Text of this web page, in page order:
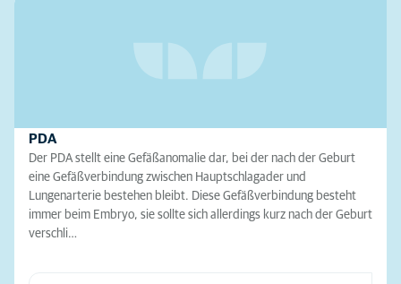
PDA
Der PDA stellt eine Gefäßanomalie dar, bei der nach der Geburt
eine Gefäßverbindung zwischen Hauptschlagader und
Lungenarterie bestehen bleibt. Diese Gefäßverbindung besteht
immer beim Embryo, sie sollte sich allerdings kurz nach der Geburt
verschli…